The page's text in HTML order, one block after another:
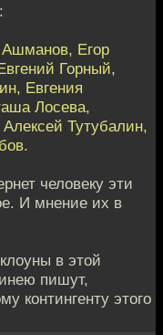
Ашманов, Егор
Горный,
Евгения
Лосева,
Тутубалин,
человеку эти
И мнение их в
в этой
пишут,
контингенту этого